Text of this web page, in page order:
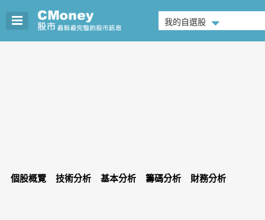
我的自選股
個股概覽 技術分析 基本分析 籌碼分析 財務分析